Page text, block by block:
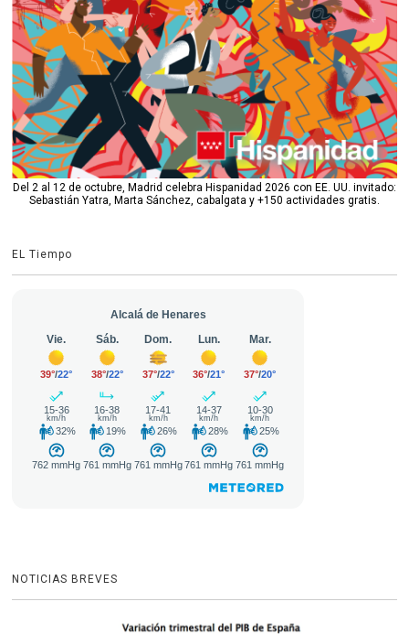
Del 2 al 12 de octubre, Madrid celebra Hispanidad 2026 con EE. UU. invitado:
Sebastián Yatra, Marta Sánchez, cabalgata y +150 actividades gratis.
EL Tiempo
NOTICIAS BREVES